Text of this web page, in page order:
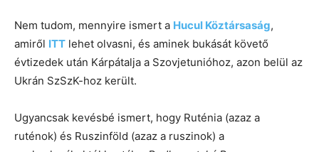
Nem tudom, mennyire ismert a Hucul Köztársaság,
amiről ITT lehet olvasni, és aminek bukását követő
évtizedek után Kárpátalja a Szovjetunióhoz, azon belül az
Ukrán SzSzK-hoz került.
Ugyancsak kevésbé ismert, hogy Ruténia (azaz a
ruténok) és Ruszinföld (azaz a ruszinok) a